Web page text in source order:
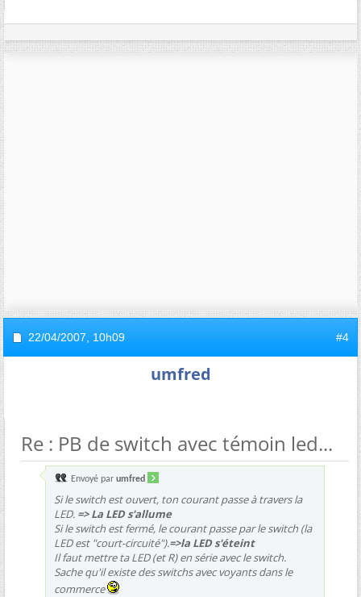
22/04/2007, 10h09 #4
umfred
Re : PB de switch avec témoin led...
Envoyé par umfred
Si le switch est ouvert, ton courant passe à travers la
LED. => La LED s'allume
Si le switch est fermé, le courant passe par le switch (la
LED est "court-circuité").=>la LED s'éteint
Il faut mettre ta LED (et R) en série avec le switch.
Sache qu'il existe des switchs avec voyants dans le
commerce